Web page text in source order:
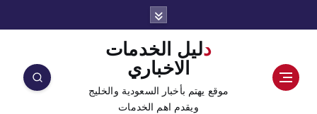
دليل الخدمات
الاخباري
موقع يهتم بأخبار السعودية والخليج
ويقدم اهم الخدمات